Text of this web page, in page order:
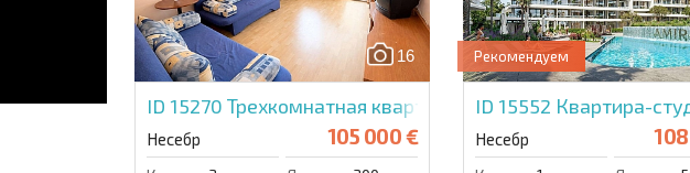
16
ID 15270 Трехкомнатная квартира в Александров Резиденс
Несебр 105 000 €
Рекомендуем
ID 15552 Квартира-
Несебр